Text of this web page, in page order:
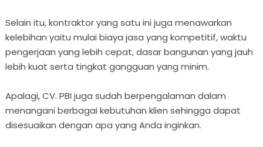
Selain itu, kontraktor yang satu ini juga menawarkan
kelebihan yaitu mulai biaya jasa yang kompetitif, waktu
pengerjaan yang lebih cepat, dasar bangunan yang jauh
lebih kuat serta tingkat gangguan yang minim.
Apalagi, CV. PBI juga sudah berpengalaman dalam
menangani berbagai kebutuhan klien sehingga dapat
disesuaikan dengan apa yang Anda inginkan.